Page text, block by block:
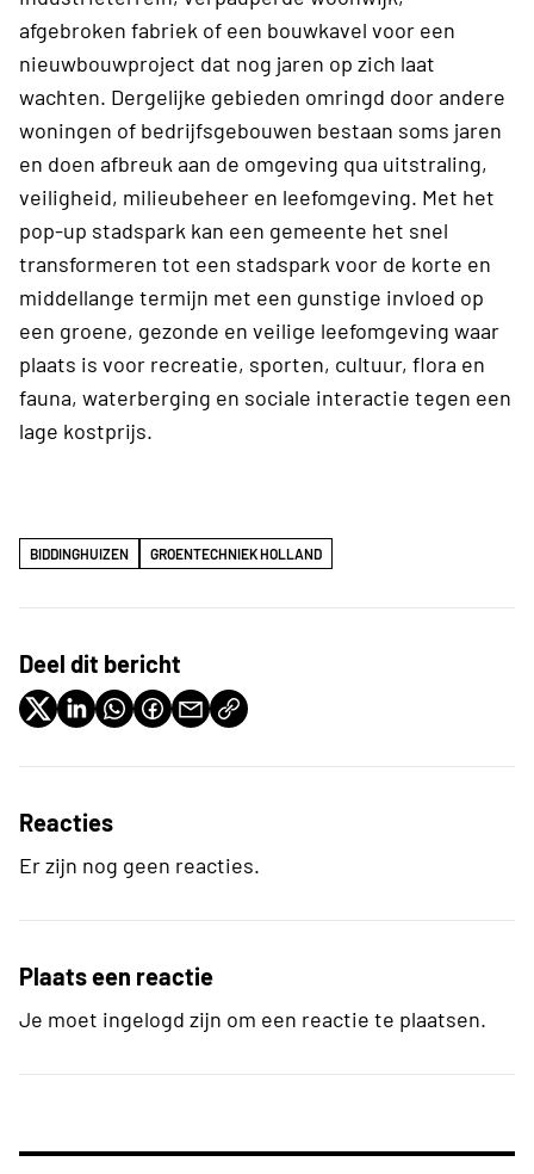
afgebroken fabriek of een bouwkavel voor een
nieuwbouwproject dat nog jaren op zich laat
wachten. Dergelijke gebieden omringd door andere
woningen of bedrijfsgebouwen bestaan soms jaren
en doen afbreuk aan de omgeving qua uitstraling,
veiligheid, milieubeheer en leefomgeving. Met het
pop-up stadspark kan een gemeente het snel
transformeren tot een stadspark voor de korte en
middellange termijn met een gunstige invloed op
een groene, gezonde en veilige leefomgeving waar
plaats is voor recreatie, sporten, cultuur, flora en
fauna, waterberging en sociale interactie tegen een
lage kostprijs.
BIDDINGHUIZEN GROENTECHNIEK HOLLAND
Deel dit bericht
Reacties
Er zijn nog geen reacties.
Plaats een reactie
Je moet ingelogd zijn om een reactie te plaatsen.